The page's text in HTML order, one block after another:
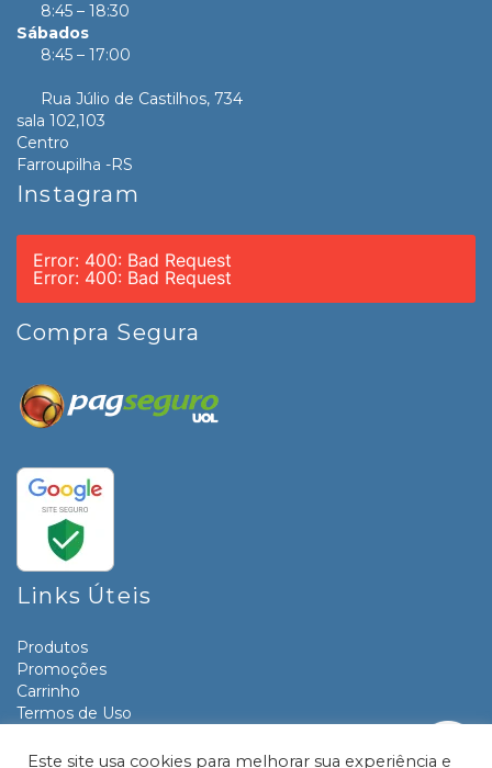
8:45 – 18:30
Sábados
8:45 – 17:00
Rua Júlio de Castilhos, 734
sala 102,103
Centro
Farroupilha -RS
Instagram
Error: 400: Bad Request
Error: 400: Bad Request
Compra Segura
Links Úteis
Produtos
Promoções
Carrinho
Termos de Uso
Contato
Este site usa cookies para melhorar sua experiência e